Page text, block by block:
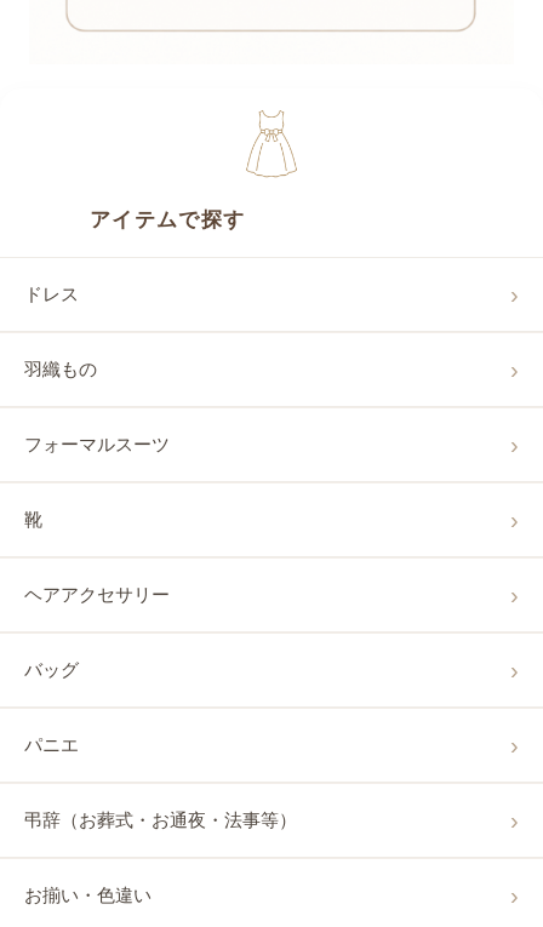
アイテムで探す
ドレス
羽織もの
フォーマルスーツ
靴
ヘアアクセサリー
バッグ
パニエ
弔辞（お葬式・お通夜・法事等）
お揃い・色違い